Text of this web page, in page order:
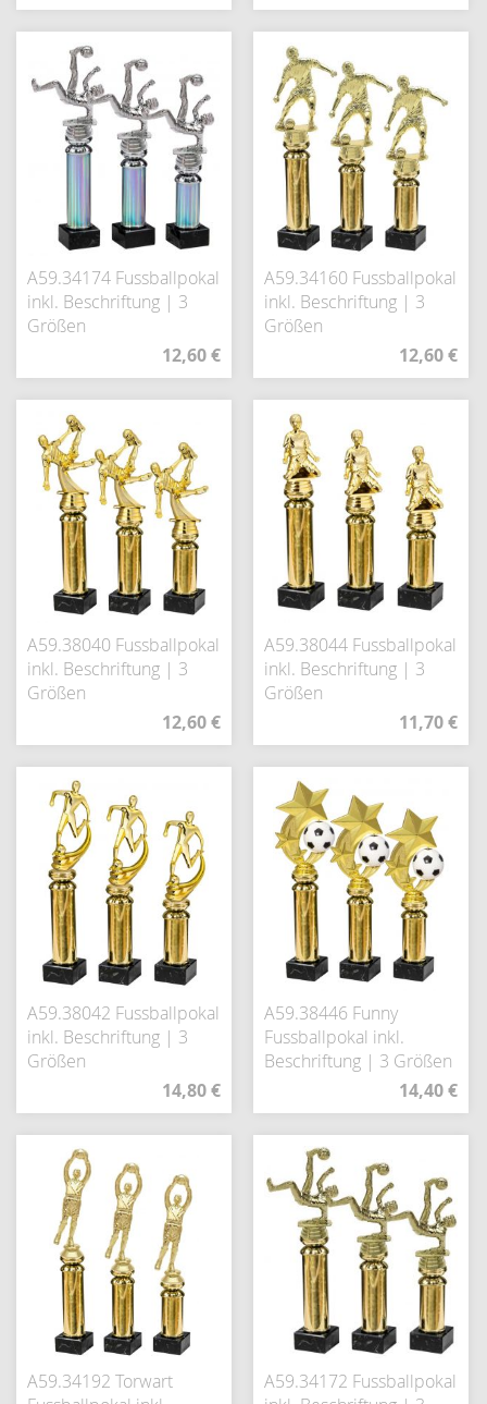
A59.34174 Fussballpokal
inkl. Beschriftung | 3
Größen
12,60 €
A59.34160 Fussballpokal
inkl. Beschriftung | 3
Größen
12,60 €
A59.38040 Fussballpokal
inkl. Beschriftung | 3
Größen
12,60 €
A59.38044 Fussballpokal
inkl. Beschriftung | 3
Größen
11,70 €
A59.38042 Fussballpokal
inkl. Beschriftung | 3
Größen
14,80 €
A59.38446 Funny
Fussballpokal inkl.
Beschriftung | 3 Größen
14,40 €
A59.34192 Torwart
A59.34172 Fussballpokal